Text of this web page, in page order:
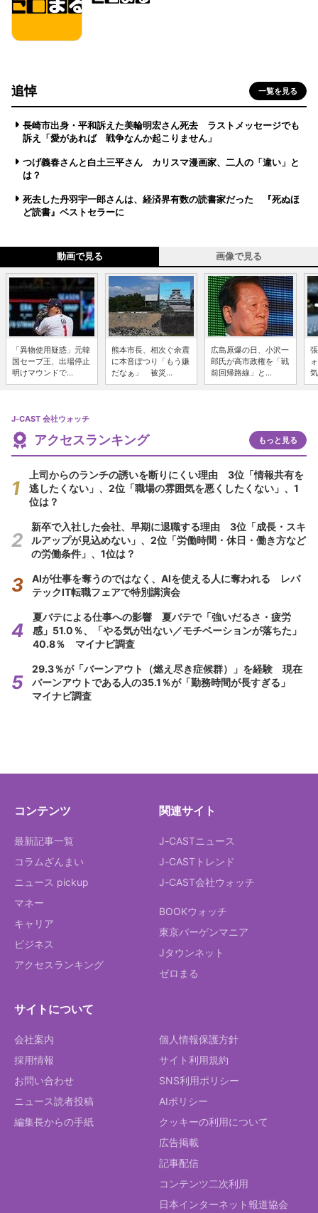
追悼 一覧を見る
長崎市出身・平和訴えた美輪明宏さん死去 ラストメッセージでも
訴え「愛があれば 戦争なんか起こりません」
つげ義春さんと白土三平さん カリスマ漫画家、二人の「違い」と
は？
死去した丹羽宇一郎さんは、経済界有数の読書家だった 『死ぬほ
ど読書』ベストセラーに
動画で見る 画像で見る
「異物使用疑惑」元韓
国セーブ王、出場停止
明けマウンドで...
熊本市長、相次ぐ余震
に本音ぽつり「もう嫌
だなぁ」 被災...
広島原爆の日、小沢一
郎氏が高市政権を「戦
前回帰路線」と...
J-CAST 会社ウォッチ
アクセスランキング もっと見る
上司からのランチの誘いを断りにくい理由 3位「情報共有を
逃したくない」、2位「職場の雰囲気を悪くしたくない」、1
位は？
新卒で入社した会社、早期に退職する理由 3位「成長・スキ
ルアップが見込めない」、2位「労働時間・休日・働き方など
の労働条件」、1位は？
AIが仕事を奪うのではなく、AIを使える人に奪われる レバ
テックIT転職フェアで特別講演会
夏バテによる仕事への影響 夏バテで「強いだるさ・疲労
感」51.0％、「やる気が出ない／モチベーションが落ちた」
40.8％ マイナビ調査
29.3％が「バーンアウト（燃え尽き症候群）」を経験 現在
バーンアウトである人の35.1％が「勤務時間が長すぎる」
マイナビ調査
コンテンツ
最新記事一覧
コラムざんまい
ニュース pickup
マネー
キャリア
ビジネス
アクセスランキング
関連サイト
J-CASTニュース
J-CASTトレンド
J-CAST会社ウォッチ
BOOKウォッチ
東京バーゲンマニア
Jタウンネット
ゼロまる
サイトについて
会社案内
採用情報
お問い合わせ
ニュース読者投稿
編集長からの手紙
個人情報保護方針
サイト利用規約
SNS利用ポリシー
AIポリシー
クッキーの利用について
広告掲載
記事配信
コンテンツ二次利用
日本インターネット報道協会